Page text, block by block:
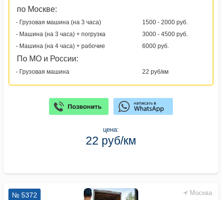
по Москве:
- Грузовая машина (на 3 часа)
1500 - 2000 руб.
- Машина (на 3 часа) + погрузка
3000 - 4500 руб.
- Машина (на 4 часа) + рабочие
6000 руб.
По МО и России:
- Грузовая машина 22 руб/км
цена:
22 руб/км
Москва
№ 5372